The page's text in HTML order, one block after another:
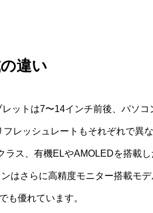
違い
ットは7〜14インチ前後、パソコ
レッシュレートもそれぞれで異
ス、有機ELやAMOLEDを搭載
はさらに高精度モニター搭載モ
も優れています。